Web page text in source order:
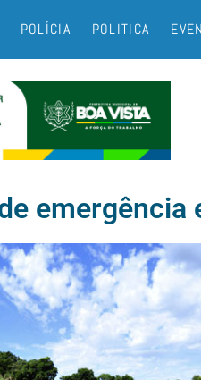
POLÍCIA POLITICA